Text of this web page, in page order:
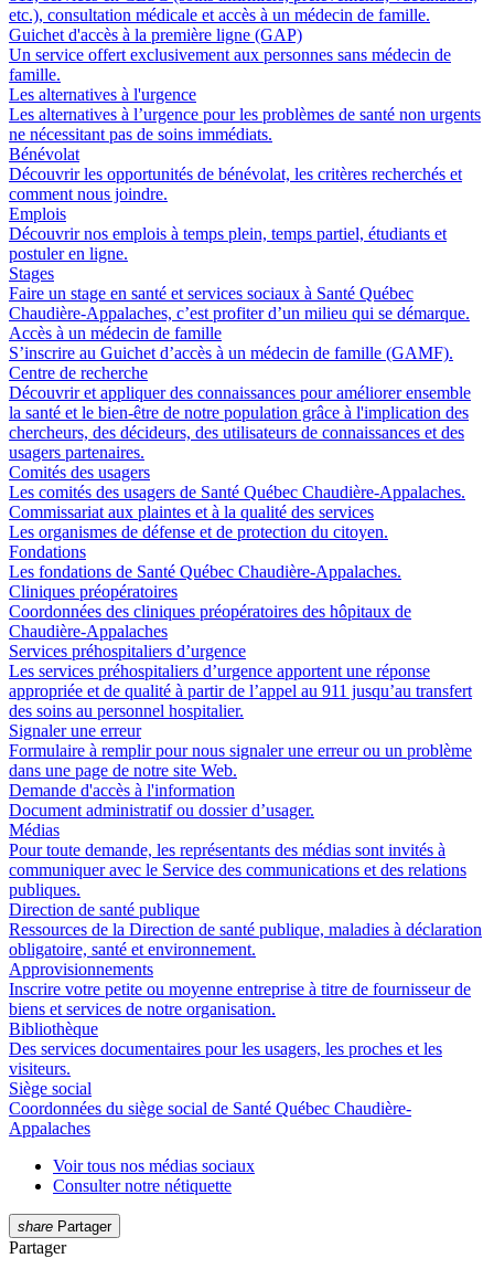
etc.), consultation médicale et accès à un médecin de famille.
Guichet d'accès à la première ligne (GAP)
Un service offert exclusivement aux personnes sans médecin de
famille.
Les alternatives à l'urgence
Les alternatives à l’urgence pour les problèmes de santé non urgents
ne nécessitant pas de soins immédiats.
Bénévolat
Découvrir les opportunités de bénévolat, les critères recherchés et
comment nous joindre.
Emplois
Découvrir nos emplois à temps plein, temps partiel, étudiants et
postuler en ligne.
Stages
Faire un stage en santé et services sociaux à Santé Québec
Chaudière-Appalaches, c’est profiter d’un milieu qui se démarque.
Accès à un médecin de famille
S’inscrire au Guichet d’accès à un médecin de famille (GAMF).
Centre de recherche
Découvrir et appliquer des connaissances pour améliorer ensemble
la santé et le bien-être de notre population grâce à l'implication des
chercheurs, des décideurs, des utilisateurs de connaissances et des
usagers partenaires.
Comités des usagers
Les comités des usagers de Santé Québec Chaudière-Appalaches.
Commissariat aux plaintes et à la qualité des services
Les organismes de défense et de protection du citoyen.
Fondations
Les fondations de Santé Québec Chaudière-Appalaches.
Cliniques préopératoires
Coordonnées des cliniques préopératoires des hôpitaux de
Chaudière-Appalaches
Services préhospitaliers d’urgence
Les services préhospitaliers d’urgence apportent une réponse
appropriée et de qualité à partir de l’appel au 911 jusqu’au transfert
des soins au personnel hospitalier.
Signaler une erreur
Formulaire à remplir pour nous signaler une erreur ou un problème
dans une page de notre site Web.
Demande d'accès à l'information
Document administratif ou dossier d’usager.
Médias
Pour toute demande, les représentants des médias sont invités à
communiquer avec le Service des communications et des relations
publiques.
Direction de santé publique
Ressources de la Direction de santé publique, maladies à déclaration
obligatoire, santé et environnement.
Approvisionnements
Inscrire votre petite ou moyenne entreprise à titre de fournisseur de
biens et services de notre organisation.
Bibliothèque
Des services documentaires pour les usagers, les proches et les
visiteurs.
Siège social
Coordonnées du siège social de Santé Québec Chaudière-
Appalaches
Voir tous nos médias sociaux
Consulter notre nétiquette
share Partager
Partager